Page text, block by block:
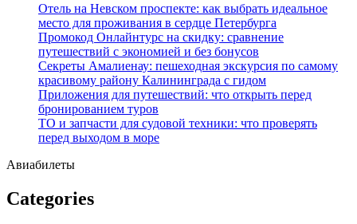
Отель на Невском проспекте: как выбрать идеальное
место для проживания в сердце Петербурга
Промокод Онлайнтурс на скидку: сравнение
путешествий с экономией и без бонусов
Секреты Амалиенау: пешеходная экскурсия по самому
красивому району Калининграда с гидом
Приложения для путешествий: что открыть перед
бронированием туров
ТО и запчасти для судовой техники: что проверять
перед выходом в море
Авиабилеты
Categories